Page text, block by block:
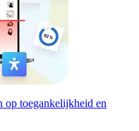
op toegankelijkheid en